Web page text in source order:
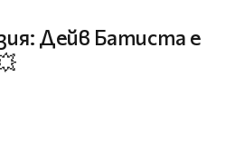
Дейв Батиста е